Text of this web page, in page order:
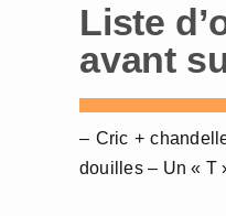
Liste
avant
– Cric +
douilles – Un « T